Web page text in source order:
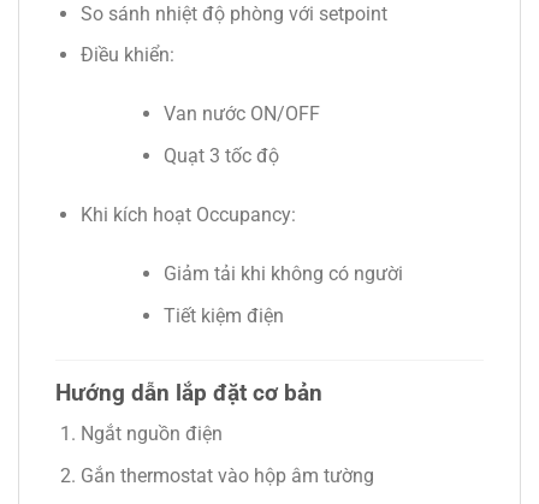
So sánh nhiệt độ phòng với setpoint
Điều khiển:
Van nước ON/OFF
Quạt 3 tốc độ
Khi kích hoạt Occupancy:
Giảm tải khi không có người
Tiết kiệm điện
Hướng dẫn lắp đặt cơ bản
Ngắt nguồn điện
Gắn thermostat vào hộp âm tường